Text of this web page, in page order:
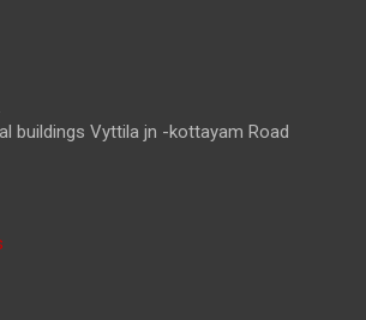
buildings Vyttila jn -kottayam Road